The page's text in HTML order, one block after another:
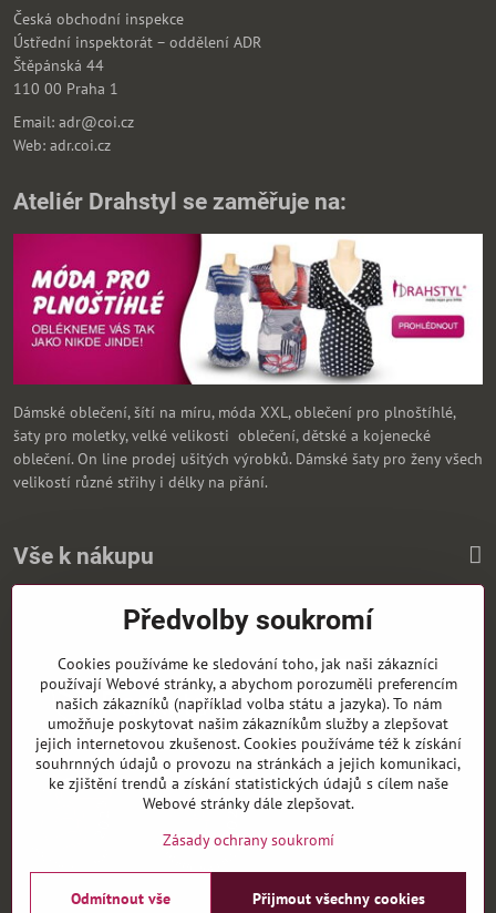
Česká obchodní inspekce
Ústřední inspektorát – oddělení ADR
Štěpánská 44
110 00 Praha 1
Email: adr@coi.cz
Web: adr.coi.cz
Ateliér Drahstyl se zaměřuje na:
Dámské oblečení, šítí na míru, móda XXL, oblečení pro plnoštíhlé,
šaty pro moletky, velké velikosti oblečení, dětské a kojenecké
oblečení. On line prodej ušitých výrobků. Dámské šaty pro ženy všech
velikostí různé střihy i délky na přání.
Vše k nákupu
Zasíláme i na SlovenskoPředvolby soukromí
Cookies používáme ke sledování toho, jak naši zákazníci
používají Webové stránky, a abychom porozuměli preferencím
našich zákazníků (například volba státu a jazyka). To nám
umožňuje poskytovat našim zákazníkům služby a zlepšovat
jejich internetovou zkušenost. Cookies používáme též k získání
souhrnných údajů o provozu na stránkách a jejich komunikaci,
ke zjištění trendů a získání statistických údajů s cílem naše
Webové stránky dále zlepšovat.
Zásady ochrany soukromí
Přijmout všechny cookies
Odmítnout vše